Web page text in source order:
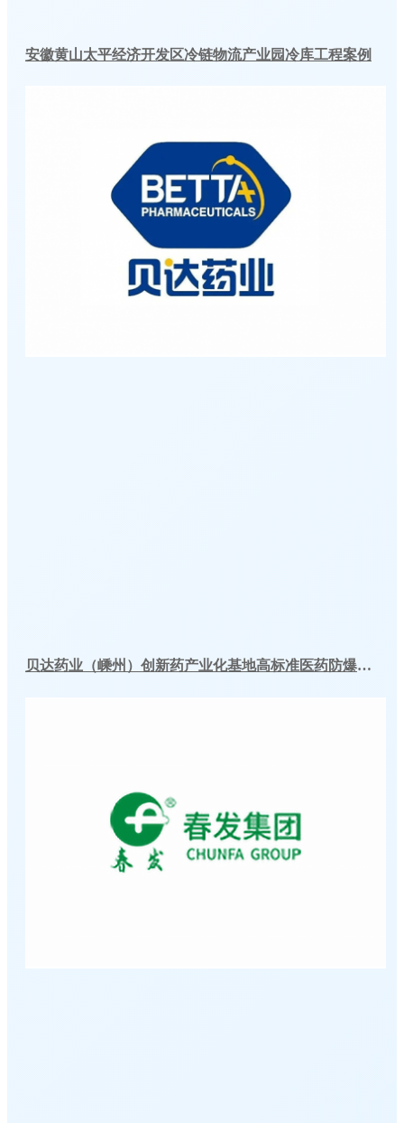
安徽黄山太平经济开发区冷链物流产业园冷库工程案例
贝达药业（嵊州）创新药产业化基地高标准医药防爆冷库建造工程案例